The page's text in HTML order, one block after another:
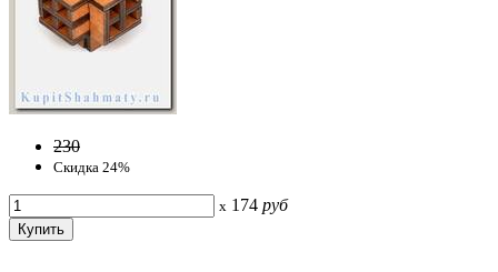
230
Скидка 24%
x 174 руб